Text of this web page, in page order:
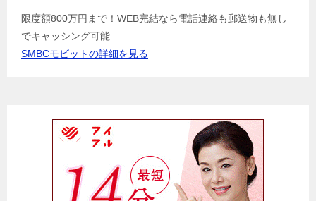
限度額800万円まで！WEB完結なら電話連絡も郵送物も無し
でキャッシング可能
SMBCモビットの詳細を見る